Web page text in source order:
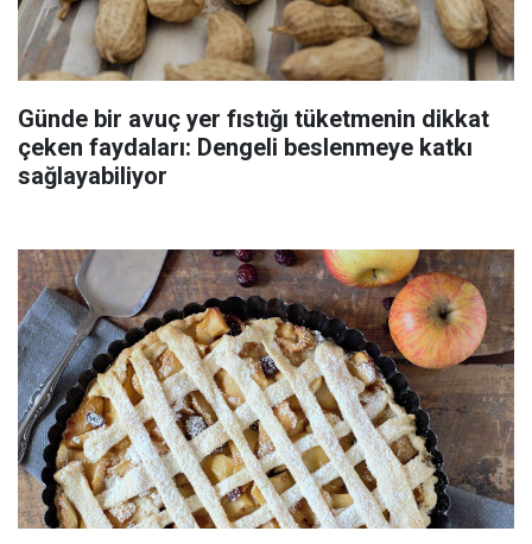
Günde bir avuç yer fıstığı tüketmenin dikkat
çeken faydaları: Dengeli beslenmeye katkı
sağlayabiliyor